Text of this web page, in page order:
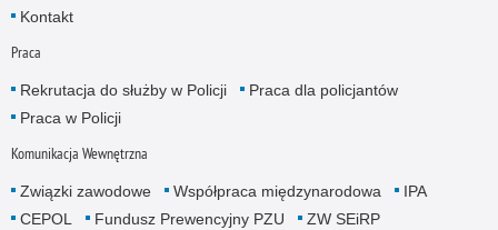
Kontakt
Praca
Rekrutacja do służby w Policji
Praca dla policjantów
Praca w Policji
Komunikacja Wewnętrzna
Związki zawodowe Współpraca międzynarodowa
IPA
CEPOL
Fundusz Prewencyjny PZU
ZW SEiRP